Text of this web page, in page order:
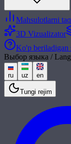
Mahsulotlarni
3D Vizualizator
Ko'p beriladigan
Выбор языка /
ru uz en
Tungi rejim